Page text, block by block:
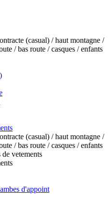
(casual) / haut montagne /
/ bas route / casques / enfants
(casual) / haut montagne /
/ bas route / casques / enfants
de vetements
d'appoint